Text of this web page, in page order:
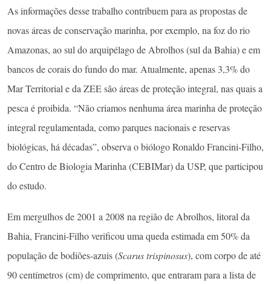
As informações desse trabalho contribuem para as propostas de
novas áreas de conservação marinha, por exemplo, na foz do rio
Amazonas, ao sul do arquipélago de Abrolhos (sul da Bahia) e em
bancos de corais do fundo do mar. Atualmente, apenas 3,3% do
Mar Territorial e da ZEE são áreas de proteção integral, nas quais a
pesca é proibida. “Não criamos nenhuma área marinha de proteção
integral regulamentada, como parques nacionais e reservas
biológicas, há décadas”, observa o biólogo Ronaldo Francini-Filho,
do Centro de Biologia Marinha (CEBIMar) da USP, que participou
do estudo.
Em mergulhos de 2001 a 2008 na região de Abrolhos, litoral da
Bahia, Francini-Filho verificou uma queda estimada em 50% da
população de bodiões-azuis (Scarus trispinosus), com corpo de até
90 centímetros (cm) de comprimento, que entraram para a lista de